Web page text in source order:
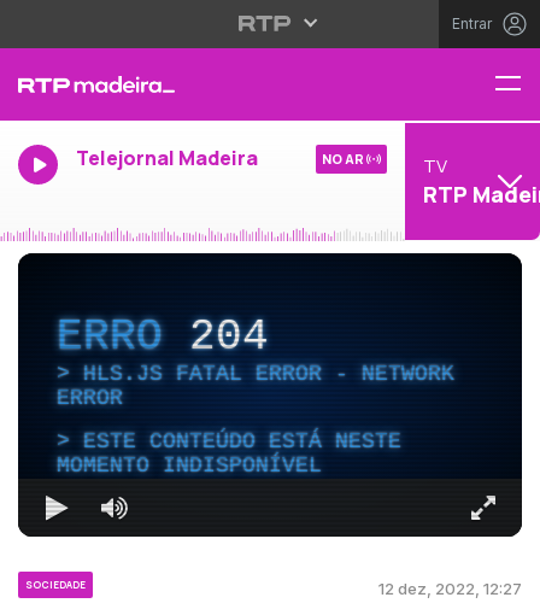
Entrar
Telejornal Madeira NO AR TV
RTP
ERRO204
HLS.JS FATAL ERROR - NETWORK
ERROR
ESTE CONTEÚDO ESTÁ NESTE
MOMENTO INDISPONÍVEL
SOCIEDADE 12 dez, 2022, 12:27